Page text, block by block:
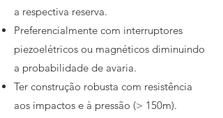
a respectiva reserva.
Preferencialmente com interruptores
piezoelétricos ou magnéticos diminuindo
a probabilidade de avaria.
Ter construção robusta com resistência
aos impactos e à pressão (> 150m).